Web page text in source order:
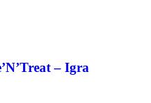
– Igra